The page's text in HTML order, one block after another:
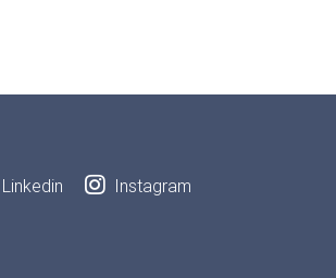
Linkedin Instagram